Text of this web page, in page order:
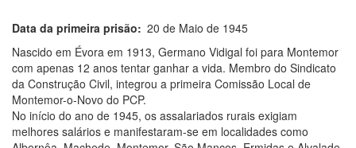
Data da primeira prisão
20 de Maio de 1945
Nascido em Évora em 1913, Germano Vidigal foi para Montemor
com apenas 12 anos tentar ganhar a vida. Membro do Sindicato
da Construção Civil, integrou a primeira Comissão Local de
Montemor-o-Novo do PCP.
No início do ano de 1945, os assalariados rurais exigiam
melhores salários e manifestaram-se em localidades como